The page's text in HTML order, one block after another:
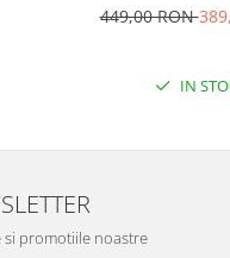
449,00 RON
IN
si promotiile noastre